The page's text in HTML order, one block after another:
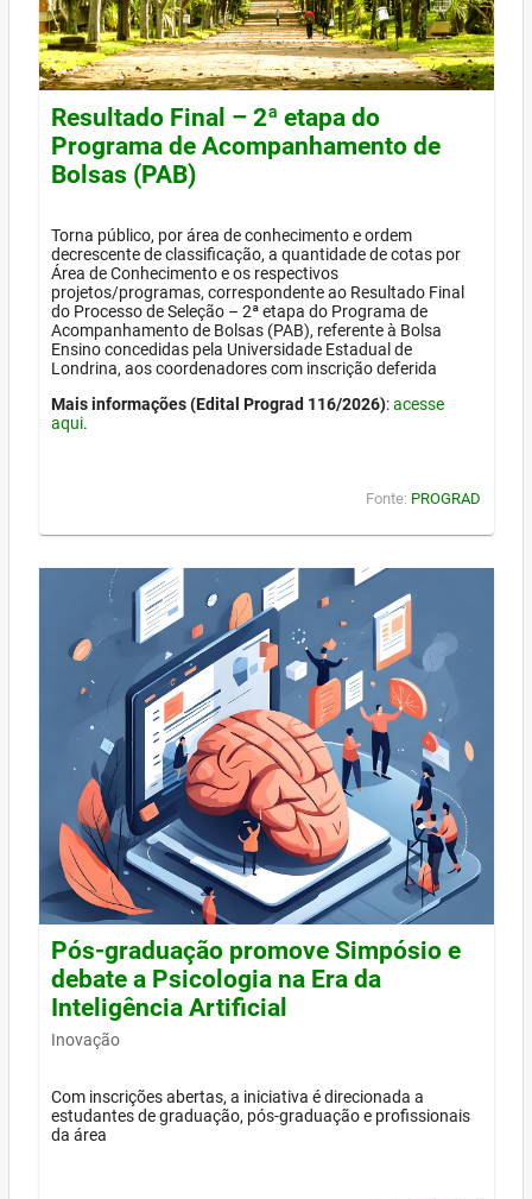
Resultado Final – 2ª etapa do
Programa de Acompanhamento de
Bolsas (PAB)
Torna público, por área de conhecimento e ordem
decrescente de classificação, a quantidade de cotas por
Área de Conhecimento e os respectivos
projetos/programas, correspondente ao Resultado Final
do Processo de Seleção – 2ª etapa do Programa de
Acompanhamento de Bolsas (PAB), referente à Bolsa
Ensino concedidas pela Universidade Estadual de
Londrina, aos coordenadores com inscrição deferida
Mais informações (Edital Prograd 116/2026):acesse
aqui.
Fonte: PROGRAD
Pós-graduação promove Simpósio e
debate a Psicologia na Era da
Inteligência Artificial
Inovação
Com inscrições abertas, a iniciativa é direcionada a
estudantes de graduação, pós-graduação e profissionais
da área